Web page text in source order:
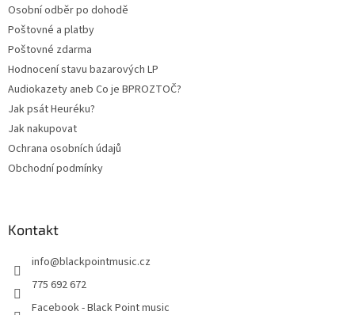
Osobní odběr po dohodě
Poštovné a platby
Poštovné zdarma
Hodnocení stavu bazarových LP
Audiokazety aneb Co je BPROZTOČ?
Jak psát Heuréku?
Jak nakupovat
Ochrana osobních údajů
Obchodní podmínky
Kontakt
info@blackpointmusic.cz
775 692 672
Facebook - Black Point music